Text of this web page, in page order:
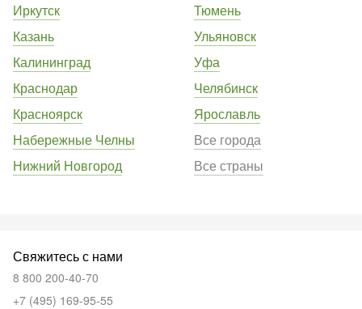
Иркутск
Казань
Калининград
Краснодар
Красноярск
Набережные Челны
Нижний Новгород
Тюмень
Ульяновск
Уфа
Челябинск
Ярославль
Все города
Все страны
Свяжитесь с нами
8 800 200-40-70
+7 (495) 169-95-55